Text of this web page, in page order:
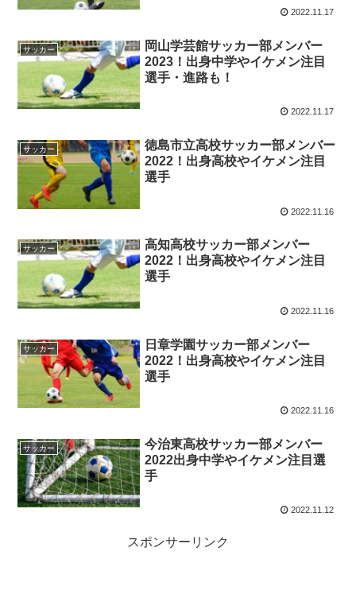
2022.11.17
サッカー
岡山学芸館サッカー部メンバー
2023！出身中学やイケメン注目
選手・進路も！
2022.11.17
サッカー
徳島市立高校サッカー部メンバー
2022！出身高校やイケメン注目
選手
2022.11.16
サッカー
高知高校サッカー部メンバー
2022！出身高校やイケメン注目
選手
2022.11.16
サッカー
日章学園サッカー部メンバー
2022！出身高校やイケメン注目
選手
2022.11.16
サッカー
今治東高校サッカー部メンバー
2022出身中学やイケメン注目選
手
2022.11.12
スポンサーリンク